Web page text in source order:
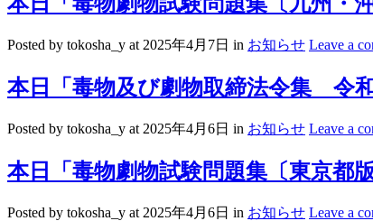
Posted by tokosha_y at 2025年4月7日 in お知らせ Leave a
本日「毒物及び劇物取締法令集 令
Posted by tokosha_y at 2025年4月6日 in お知らせ Leave a
本日「毒物劇物試験問題集〔東京都
Posted by tokosha_y at 2025年4月6日 in お知らせ Leave a